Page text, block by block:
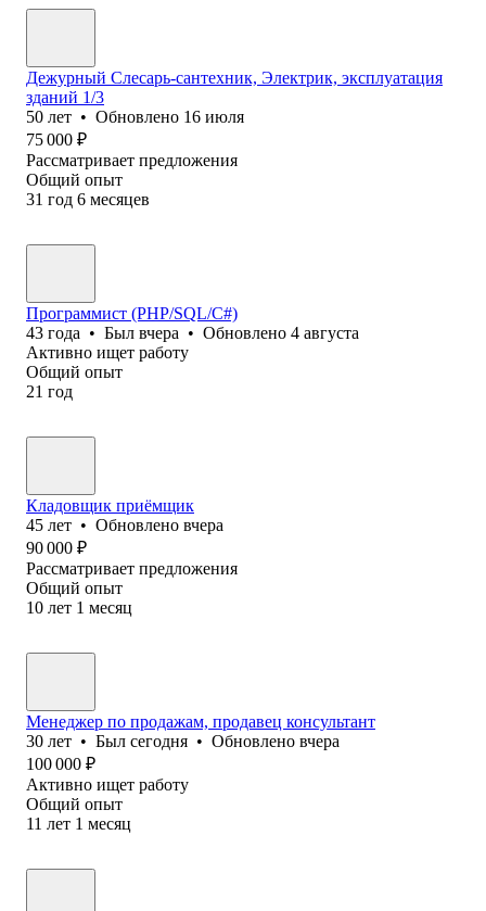
Дежурный Слесарь-сантехник, Электрик, эксплуатация
зданий 1/3
50 лет • Обновлено 16 июля
75 000 ₽
Рассматривает предложения
Общий опыт
31 год 6 месяцев
Программист (PHP/SQL/C#)
43 года • Был вчера • Обновлено 4 августа
Активно ищет работу
Общий опыт
21 год
Кладовщик приёмщик
45 лет • Обновлено вчера
90 000 ₽
Рассматривает предложения
Общий опыт
10 лет 1 месяц
Менеджер по продажам, продавец консультант
30 лет • Был сегодня • Обновлено вчера
100 000 ₽
Активно ищет работу
Общий опыт
11 лет 1 месяц